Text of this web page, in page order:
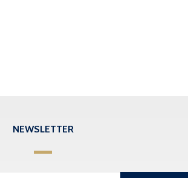
NEWSLETTER